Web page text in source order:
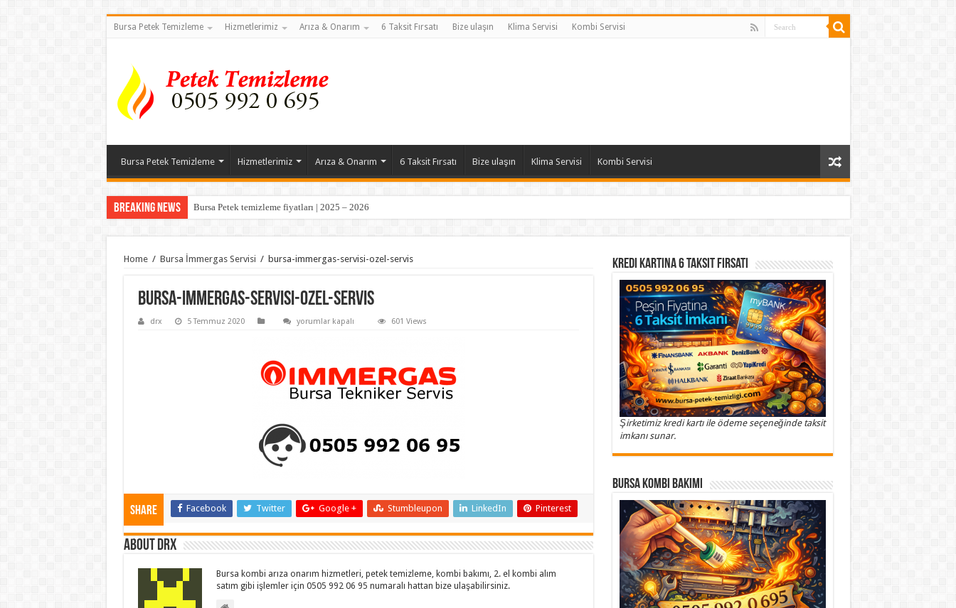
Bursa Petek Temizleme Hizmetlerimiz Arıza & Onarım 6 Taksit Fırsatı Bize ulaşın Klima Servisi Kombi Servisi
Bursa Petek Temizleme Hizmetlerimiz Arıza & Onarım 6 Taksit Fırsatı Bize ulaşın Klima Servisi Kombi Servisi
Breaking News Bursa Petek temizleme fiyatları | 2025 – 2026
Home / Bursa İmmergas Servisi / bursa-immergas-servisi-ozel-servis
bursa-immergas-servisi-ozel-servis
drx 5 Temmuz 2020
bursa-
için
yorumlar kapalı 601 Views
Share Facebook Twitter Google + Stumbleupon LinkedIn Pinterest
About drx
Bursa kombi arıza onarım hizmetleri, petek temizleme, kombi bakımı, 2. el kombi alım
satım gibi işlemler için 0505 992 06 95 numaralı hattan bize ulaşabilirsiniz.
Kredi Kartına 6 Taksit Fırsatı
Şirketimiz kredi kartı ile ödeme seçeneğinde taksit
imkanı sunar.
Bursa Kombi Bakımı